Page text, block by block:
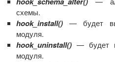
схемы.
hook_install()— будет
модуля.
hook_uninstall()— будет
модуля.